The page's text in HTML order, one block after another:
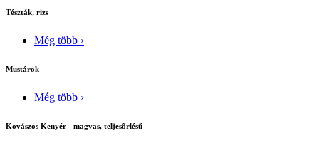
Tészták, rizs
Még több ›
Mustárok
Még több ›
Kovászos Kenyér - magvas, teljesőrlésű